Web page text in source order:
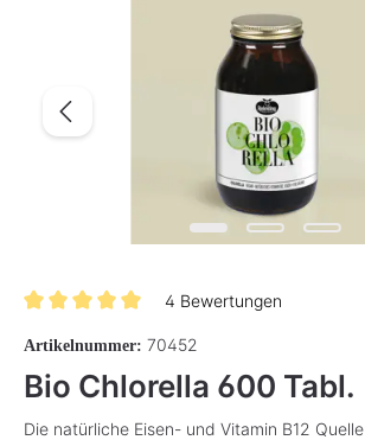
4 Bewertungen
Artikelnummer: 70452
Bio Chlorella 600 Tabl.
Die natürliche Eisen- und Vitamin B12 Quelle